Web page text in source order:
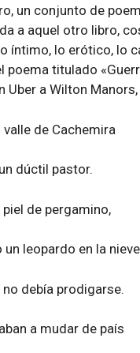
un conjunto de
a aquel otro libro,
íntimo, lo erótico, lo
poema titulado
Uber a Wilton Manors,
valle de Cachemira
dúctil pastor.
de pergamino,
leopardo en la
debía prodigarse.
a mudar de país